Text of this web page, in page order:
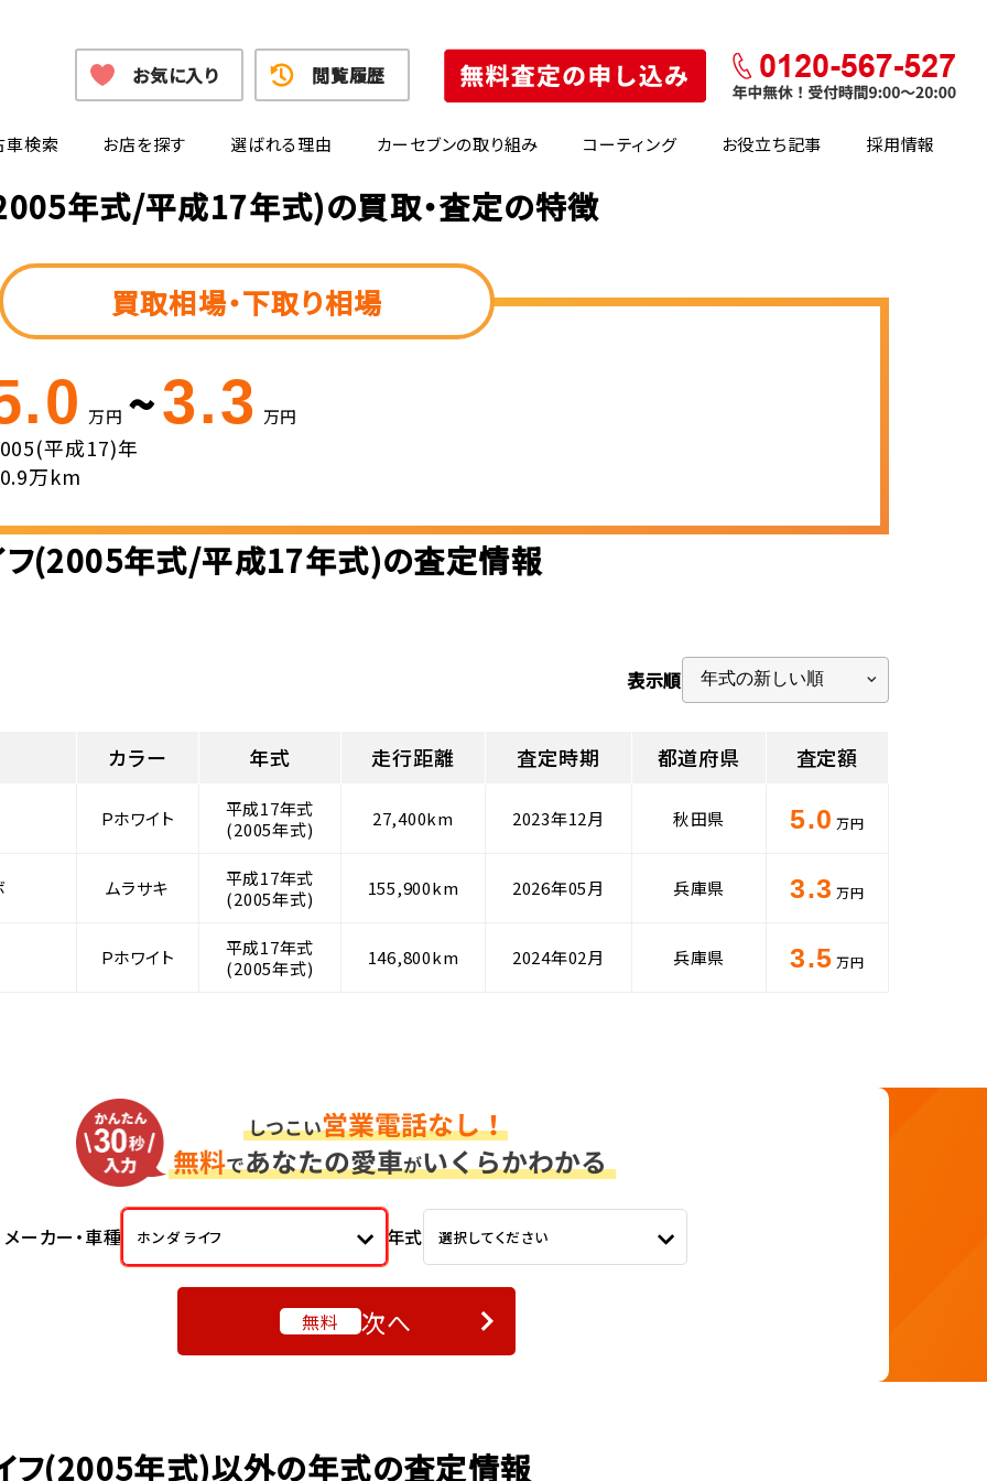
車検索 お店を探す 選ばれる理由 カーセブンの取り組み コーティング お役立ち記事 採用情報
お気に入り 閲覧履歴
年式/平成17年式)の買取・査定の特徴
買取相場・下取り相場
万円 ~3.3 万円
平成17)年
万km
フ(2005年式/平成17年式)の査定情報
表示順
カラー 年式 走行距離 査定時期 都道府県 査定額
Ｐホワイト
平成17年式
(2005年式)
27,400km 2023年12月 秋田県 5.0 万円
ムラサキ
平成17年式
(2005年式)
155,900km 2026年05月 兵庫県 3.3 万円
Ｐホワイト
平成17年式
(2005年式)
146,800km 2024年02月 兵庫県 3.5 万円
メーカー・車種 ホンダ ライフ 年式 選択してください
無料 次へ
フ(2005年式)以外の年式の査定情報